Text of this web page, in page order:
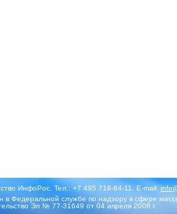
ИнфоРос. Тел.: +7 495 718-84-11, E-mail:
Федеральной службе по надзору в сфере
Эл № 77-31649 от 04 апреля 2008 г.